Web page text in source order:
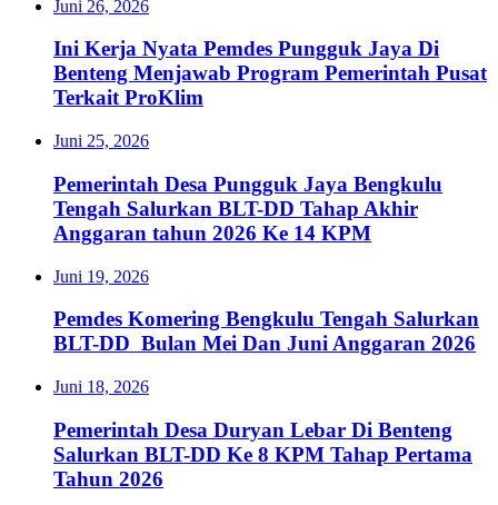
Juni 26, 2026
Ini Kerja Nyata Pemdes Pungguk Jaya Di
Benteng Menjawab Program Pemerintah Pusat
Terkait ProKlim
Juni 25, 2026
Pemerintah Desa Pungguk Jaya Bengkulu
Tengah Salurkan BLT-DD Tahap Akhir
Anggaran tahun 2026 Ke 14 KPM
Juni 19, 2026
Pemdes Komering Bengkulu Tengah Salurkan
BLT-DD Bulan Mei Dan Juni Anggaran 2026
Juni 18, 2026
Pemerintah Desa Duryan Lebar Di Benteng
Salurkan BLT-DD Ke 8 KPM Tahap Pertama
Tahun 2026